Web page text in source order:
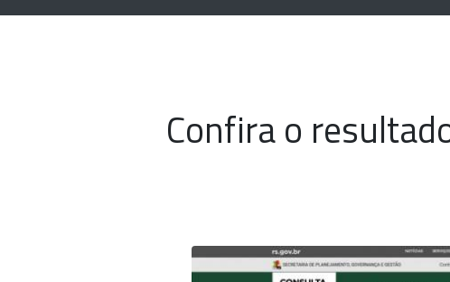
Confira o